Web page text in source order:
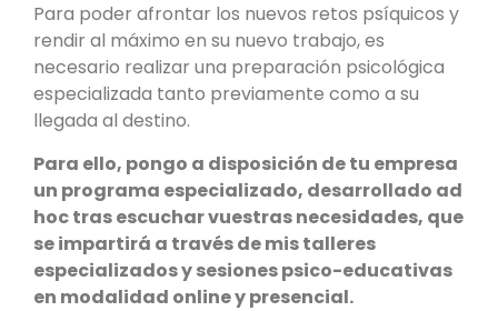
Para poder afrontar los nuevos retos psíquicos y
rendir al máximo en su nuevo trabajo, es
necesario realizar una preparación psicológica
especializada tanto previamente como a su
llegada al destino.
Para ello, pongo a disposición de tu empresa
un programa especializado, desarrollado ad
hoc tras escuchar vuestras necesidades, que
se impartirá a través de mis talleres
especializados y sesiones psico-educativas
en modalidad online y presencial.